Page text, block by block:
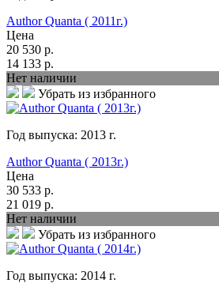
Author Quanta ( 2011г.)
Цена
20 530 р.
14 133 р.
Нет наличии
Убрать из избранного
Год выпуска: 2013 г.
Author Quanta ( 2013г.)
Цена
30 533 р.
21 019 р.
Нет наличии
Убрать из избранного
Год выпуска: 2014 г.